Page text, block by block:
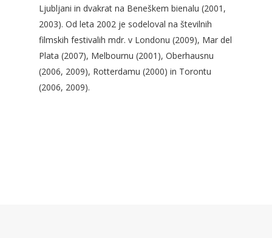
Ljubljani in dvakrat na Beneškem bienalu (2001,
2003). Od leta 2002 je sodeloval na številnih
filmskih festivalih mdr. v Londonu (2009), Mar del
Plata (2007), Melbournu (2001), Oberhausnu
(2006, 2009), Rotterdamu (2000) in Torontu
(2006, 2009).